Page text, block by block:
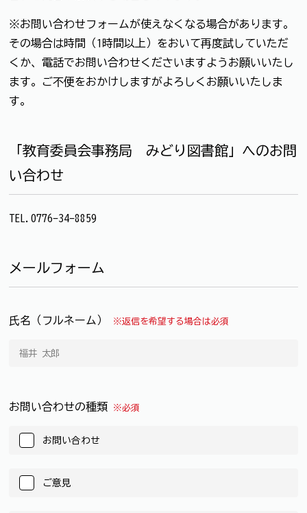
※お問い合わせフォームが使えなくなる場合があります。
その場合は時間（1時間以上）をおいて再度試していただ
くか、電話でお問い合わせくださいますようお願いいたし
ます。ご不便をおかけしますがよろしくお願いいたしま
す。
「教育委員会事務局 みどり図書館」へのお問
い合わせ
TEL.0776-34-8859
メールフォーム
氏名（フルネーム） ※返信を希望する場合は必須
お問い合わせの種類 ※必須
お問い合わせ
ご意見